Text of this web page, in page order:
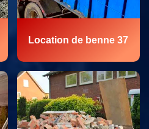
Location de benne 37